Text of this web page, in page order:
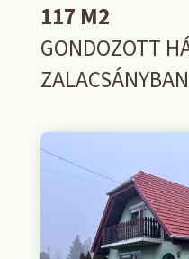
117 M2
GONDOZOTT
ZALACSÁNYBAN